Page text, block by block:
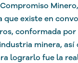
existe en
conformada
minera,
lograrlo fue la